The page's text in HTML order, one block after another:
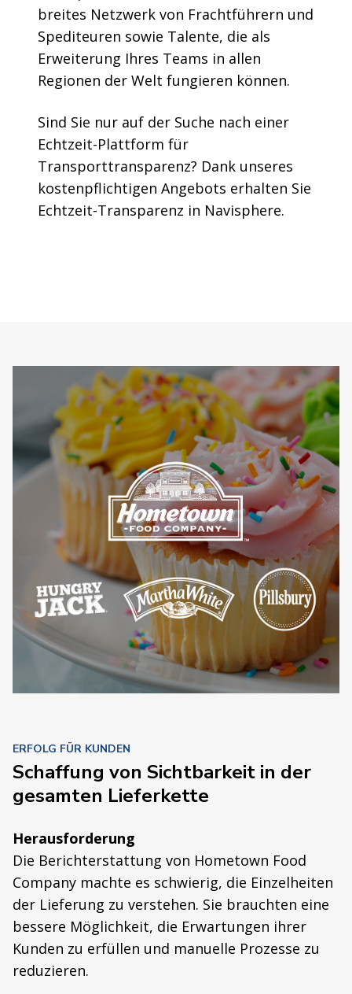
breites Netzwerk von Frachtführern und
Spediteuren sowie Talente, die als
Erweiterung Ihres Teams in allen
Regionen der Welt fungieren können.
Sind Sie nur auf der Suche nach einer
Echtzeit-Plattform für
Transporttransparenz? Dank unseres
kostenpflichtigen Angebots erhalten Sie
Echtzeit-Transparenz in Navisphere.
ERFOLG FÜR KUNDEN
Schaffung von Sichtbarkeit in der
gesamten Lieferkette
Herausforderung
Die Berichterstattung von Hometown Food
Company machte es schwierig, die Einzelheiten
der Lieferung zu verstehen. Sie brauchten eine
bessere Möglichkeit, die Erwartungen ihrer
Kunden zu erfüllen und manuelle Prozesse zu
reduzieren.